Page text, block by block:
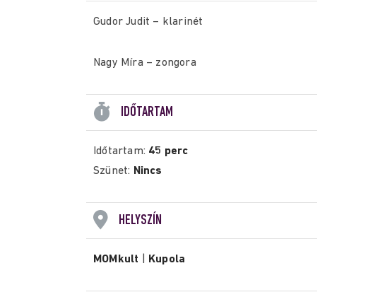
Gudor Judit – klarinét
Nagy Míra – zongora
IDŐTARTAM
Időtartam: 45 perc
Szünet: Nincs
HELYSZÍN
MOMkult Kupola